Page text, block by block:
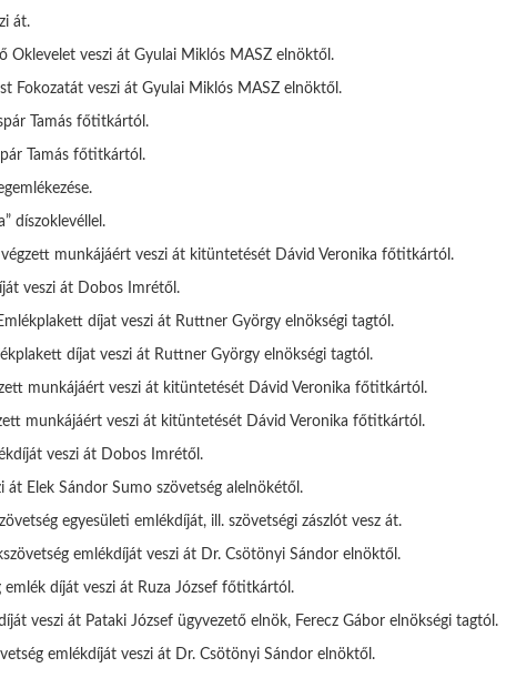
át.
Oklevelet veszi át Gyulai Miklós MASZ elnöktől.
Fokozatát veszi át Gyulai Miklós MASZ elnöktől.
Tamás főtitkártól.
Tamás főtitkártól.
díszoklevéllel.
munkájáért veszi át kitüntetését Dávid Veronika főtitkártól.
veszi át Dobos Imrétől.
díjat veszi át Ruttner György elnökségi tagtól.
díjat veszi át Ruttner György elnökségi tagtól.
munkájáért veszi át kitüntetését Dávid Veronika főtitkártól.
munkájáért veszi át kitüntetését Dávid Veronika főtitkártól.
veszi át Dobos Imrétől.
át Elek Sándor Sumo szövetség alelnökétől.
egyesületi emlékdíját, ill. szövetségi zászlót vesz át.
emlékdíját veszi át Dr. Csötönyi Sándor elnöktől.
emlék díját veszi át Ruza József főtitkártól.
veszi át Pataki József ügyvezető elnök, Ferecz Gábor elnökségi tagtól.
emlékdíját veszi át Dr. Csötönyi Sándor elnöktől.